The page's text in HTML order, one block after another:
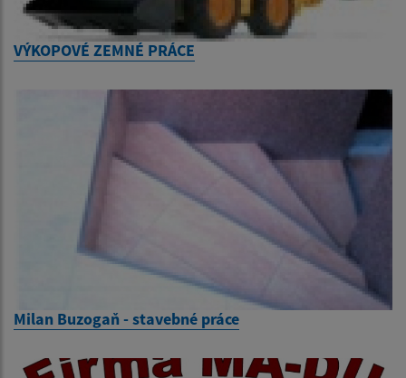
VÝKOPOVÉ ZEMNÉ PRÁCE
Milan Buzogaň - stavebné práce